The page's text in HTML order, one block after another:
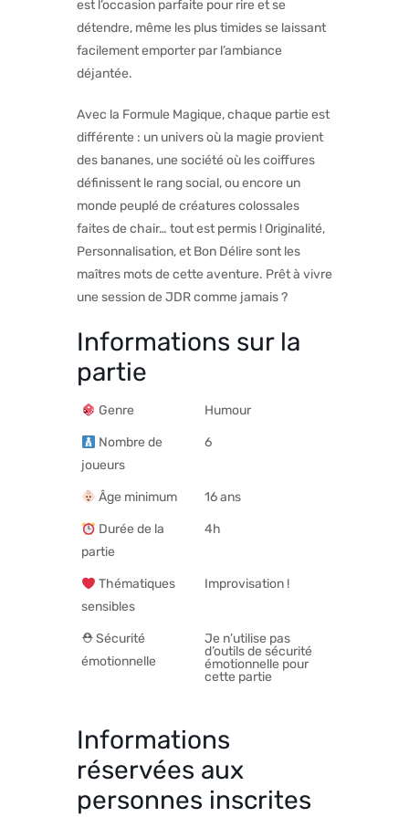
est l’occasion parfaite pour rire et se
détendre, même les plus timides se laissant
facilement emporter par l’ambiance
déjantée.
Avec la Formule Magique, chaque partie est
différente : un univers où la magie provient
des bananes, une société où les coiffures
définissent le rang social, ou encore un
monde peuplé de créatures colossales
faites de chair… tout est permis ! Originalité,
Personnalisation, et Bon Délire sont les
maîtres mots de cette aventure. Prêt à vivre
une session de JDR comme jamais ?
Informations sur la
partie
Genre Humour
Nombre de
joueurs
6
Âge minimum 16 ans
Durée de la
partie
4h
Thématiques
sensibles
Improvisation !
⛑ Sécurité
émotionnelle
Je n’utilise pas
d’outils de sécurité
émotionnelle pour
cette partie
Informations
réservées aux
personnes inscrites